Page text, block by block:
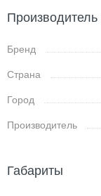
Производитель
Бренд
Страна
Город
Производитель
Габариты